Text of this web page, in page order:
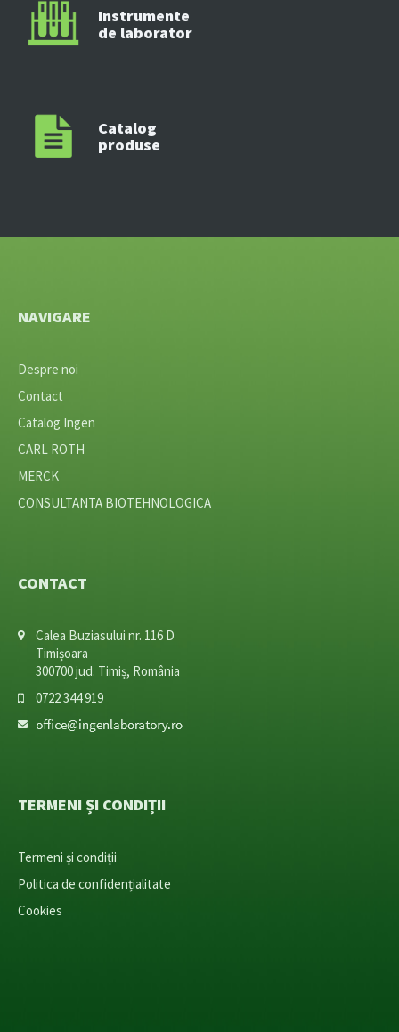
Instrumente
de laborator
Catalog
produse
NAVIGARE
Despre noi
Contact
Catalog Ingen
CARL ROTH
MERCK
CONSULTANTA BIOTEHNOLOGICA
CONTACT
Calea Buziasului nr. 116 D
Timișoara
300700 jud. Timiș, România
0722 344 919
TERMENI ȘI CONDIȚII
Termeni și condiții
Politica de confidențialitate
Cookies